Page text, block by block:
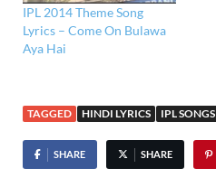
IPL 2014 Theme Song
Lyrics – Come On Bulawa
Aya Hai
TAGGED HINDI LYRICS IPL SONGS
SHARE SHARE